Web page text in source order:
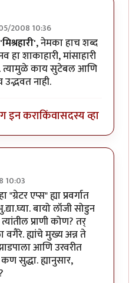
2008 10:36
प्रभाकर काका .byवेताळ
'मिश्रहारी', नेमका हाच शब्द
शाकाहारी, मांसाहारी
काय सुटेबल आणि
नाही.
इन कराकिंवासदस्य व्हा
10:03
एप्स" ह्या प्रवर्गात
बायो लॉजी सोडुन
प्राणी कोण? तर्
वगैरे. ह्यांचे मुख्य अन्न ते
आणि उरवरीत
सुद्धा. ह्यानुसार,